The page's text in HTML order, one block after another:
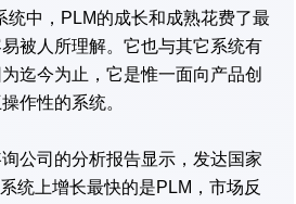
统中，PLM的成长和成熟花费了最
被人所理解。它也与其它系统有
迄今为止，它是惟一面向产品创
作性的系统。
公司的分析报告显示，发达国家
统上增长最快的是PLM，市场反